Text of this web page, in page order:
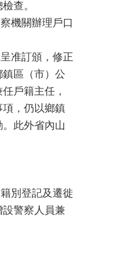
查。
機關辦理戶口
准訂頒，修正
區（市）公
戶籍主任，
，仍以鄉鎮
此外省內山
別登記及遷徙
警察人員兼